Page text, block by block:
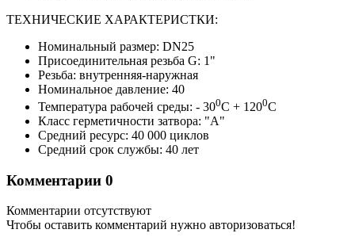
ТЕХНИЧЕСКИЕ ХАРАКТЕРИСТКИ:
Номинальный размер: DN25
Присоединительная резьба G: 1"
Резьба: внутренняя-наружная
Номинальное давление: 40
Температура рабочей среды: - 300C + 1200C
Класс герметичности затвора: "А"
Средний ресурс: 40 000 циклов
Средний срок службы: 40 лет
Комментарии 0
Комментарии отсутствуют
Чтобы оставить комментарий нужно авторизоваться!